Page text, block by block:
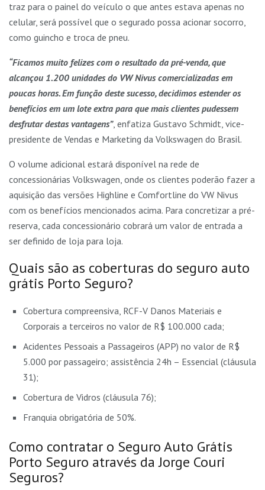
traz para o painel do veículo o que antes estava apenas no
celular, será possível que o segurado possa acionar socorro,
como guincho e troca de pneu.
“Ficamos muito felizes com o resultado da pré-venda, que
alcançou 1.200 unidades do VW Nivus comercializadas em
poucas horas. Em função deste sucesso, decidimos estender os
benefícios em um lote extra para que mais clientes pudessem
desfrutar destas vantagens”, enfatiza Gustavo Schmidt, vice-
presidente de Vendas e Marketing da Volkswagen do Brasil.
O volume adicional estará disponível na rede de
concessionárias Volkswagen, onde os clientes poderão fazer a
aquisição das versões Highline e Comfortline do VW Nivus
com os benefícios mencionados acima. Para concretizar a pré-
reserva, cada concessionário cobrará um valor de entrada a
ser definido de loja para loja.
Quais são as coberturas do seguro auto
grátis Porto Seguro?
Cobertura compreensiva, RCF-V Danos Materiais e
Corporais a terceiros no valor de R$ 100.000 cada;
Acidentes Pessoais a Passageiros (APP) no valor de R$
5.000 por passageiro; assistência 24h – Essencial (cláusula
31);
Cobertura de Vidros (cláusula 76);
Franquia obrigatória de 50%.
Como contratar o Seguro Auto Grátis
Porto Seguro através da Jorge Couri
Seguros?